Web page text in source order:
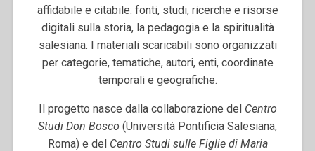
affidabile e citabile: fonti, studi, ricerche e risorse
digitali sulla storia, la pedagogia e la spiritualità
salesiana. I materiali scaricabili sono organizzati
per categorie, tematiche, autori, enti, coordinate
temporali e geografiche.
Il progetto nasce dalla collaborazione del Centro
Studi Don Bosco (Università Pontificia Salesiana,
Roma) e del Centro Studi sulle Figlie di Maria